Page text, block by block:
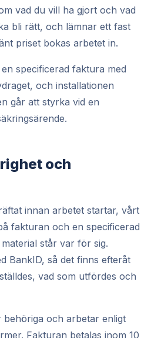
vad du vill ha gjort och vad
bli rätt, och lämnar ett fast
priset bokas arbetet in.
specificerad faktura med
och installationen
går att styrka vid en
och
innan arbetet startar, vårt
fakturan och en specificerad
står var för sig.
BankID, så det finns efteråt
vad som utfördes och
och arbetar enligt
Fakturan betalas inom 10